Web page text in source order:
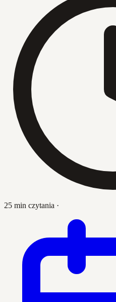
25 min czytania ·